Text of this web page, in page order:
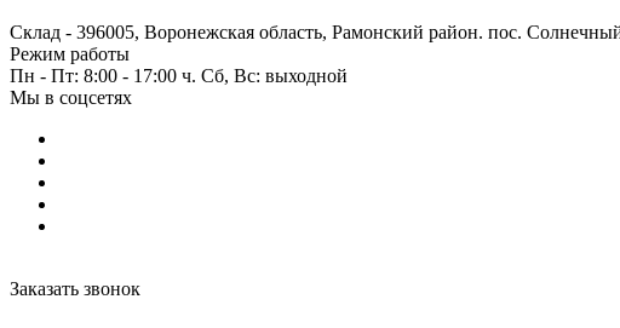
Склад - 396005, Воронежская область, Рамонский район. пос.
Режим работы
Пн - Пт: 8:00 - 17:00 ч. Сб, Вс: выходной
Мы в соцсетях
Заказать звонок